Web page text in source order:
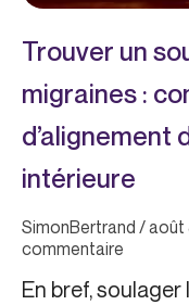
Trouver un
migraines :
d’alignement
intérieure
SimonBertrand août
commentaire
En bref,